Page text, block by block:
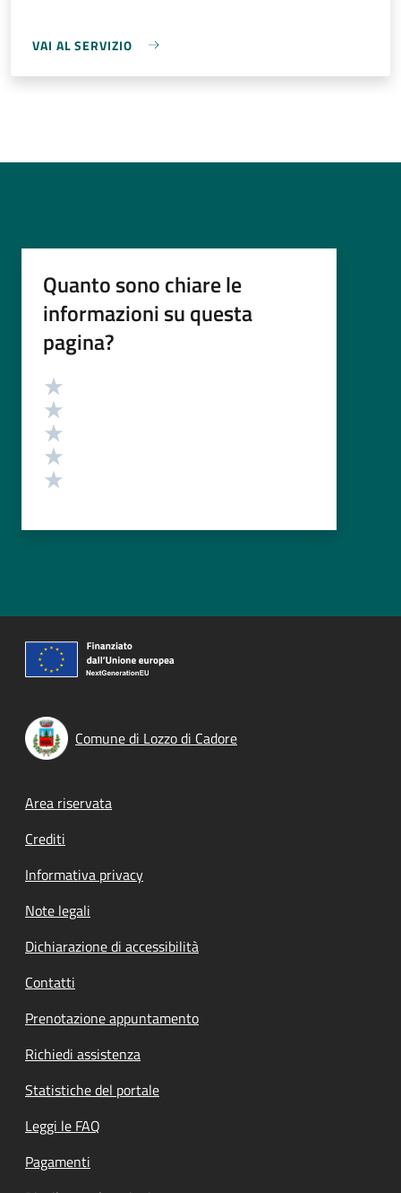
VAI AL SERVIZIO
Quanto sono chiare le
informazioni su questa
pagina?
Valutazione
Comune di Lozzo di Cadore
Footer menu
Area riservata
Crediti
Informativa privacy
Note legali
Dichiarazione di accessibilità
Contatti
Prenotazione appuntamento
Richiedi assistenza
Statistiche del portale
Leggi le FAQ
Pagamenti